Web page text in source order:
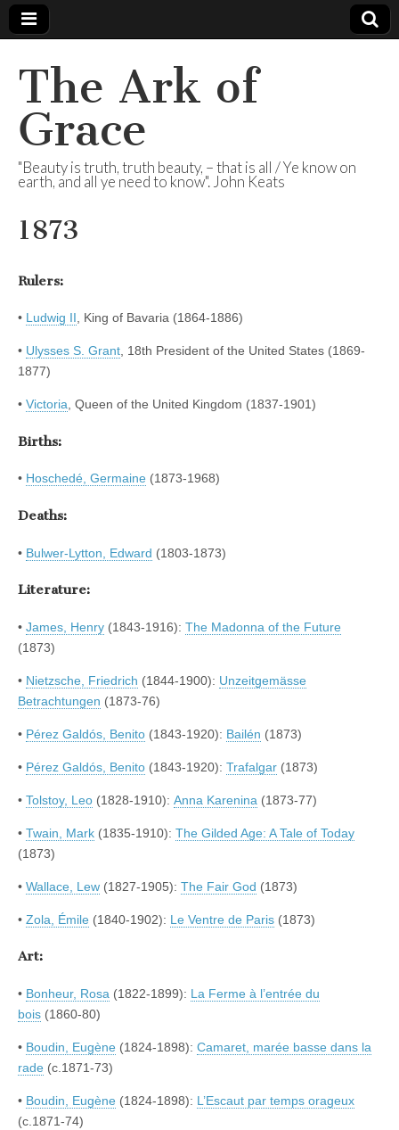
The Ark of
Grace
"Beauty is truth, truth beauty, – that is all / Ye know on
earth, and all ye need to know". John Keats
1873
Rulers:
• Ludwig II, King of Bavaria (1864-1886)
• Ulysses S. Grant, 18th President of the United States (1869-
1877)
• Victoria, Queen of the United Kingdom (1837-1901)
Births:
• Hoschedé, Germaine (1873-1968)
Deaths:
• Bulwer-Lytton, Edward (1803-1873)
Literature:
• James, Henry (1843-1916): The Madonna of the Future
(1873)
• Nietzsche, Friedrich (1844-1900): Unzeitgemässe
Betrachtungen (1873-76)
• Pérez Galdós, Benito (1843-1920): Bailén (1873)
• Pérez Galdós, Benito (1843-1920): Trafalgar (1873)
• Tolstoy, Leo (1828-1910): Anna Karenina (1873-77)
• Twain, Mark (1835-1910): The Gilded Age: A Tale of Today
(1873)
• Wallace, Lew (1827-1905): The Fair God (1873)
• Zola, Émile (1840-1902): Le Ventre de Paris (1873)
Art:
• Bonheur, Rosa (1822-1899): La Ferme à l’entrée du
bois (1860-80)
• Boudin, Eugène (1824-1898): Camaret, marée basse dans la
rade (c.1871-73)
• Boudin, Eugène (1824-1898): L’Escaut par temps orageux
(c.1871-74)